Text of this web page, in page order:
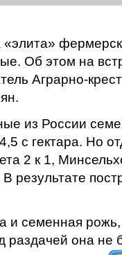
Об этом на
Аграрно-
из России
с гектара. Но
2 к 1,
результате
и семенная
раздачей она не